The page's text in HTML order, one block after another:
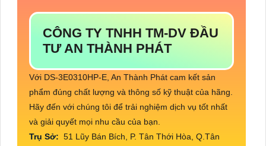
CÔNG TY TNHH TM-DV ĐẦU
TƯ AN THÀNH PHÁT
Với DS-3E0310HP-E, An Thành Phát cam kết sản
phẩm đúng chất lượng và thông số kỹ thuật của hãng.
Hãy đến với chúng tôi để trải nghiệm dịch vụ tốt nhất
và giải quyết mọi nhu cầu của bạn.
Trụ Sở: 51 Lũy Bán Bích, P. Tân Thới Hòa, Q.Tân